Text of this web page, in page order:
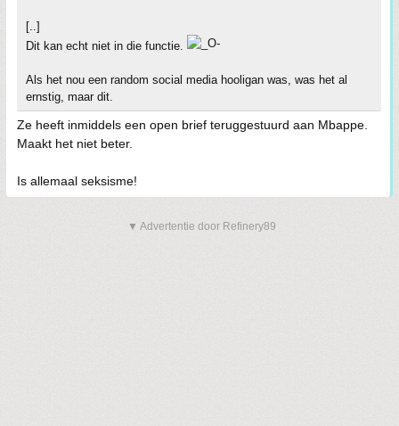
[..]
Dit kan echt niet in die functie.
Als het nou een random social media hooligan was, was het al
ernstig, maar dit.
Ze heeft inmiddels een open brief teruggestuurd aan Mbappe.
Maakt het niet beter.
Is allemaal seksisme!
▼ Advertentie door Refinery89